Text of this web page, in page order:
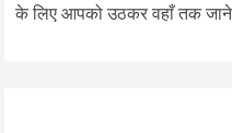
के लिए आपको उठकर वहाँ तक